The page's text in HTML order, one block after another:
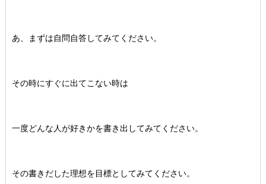
あ、まずは自問自答してみてください。
その時にすぐに出てこない時は
一度どんな人が好きかを書き出してみてください。
その書きだした理想を目標としてみてください。